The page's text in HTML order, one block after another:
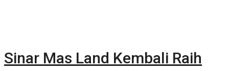
Sinar Mas Land Kembali Raih